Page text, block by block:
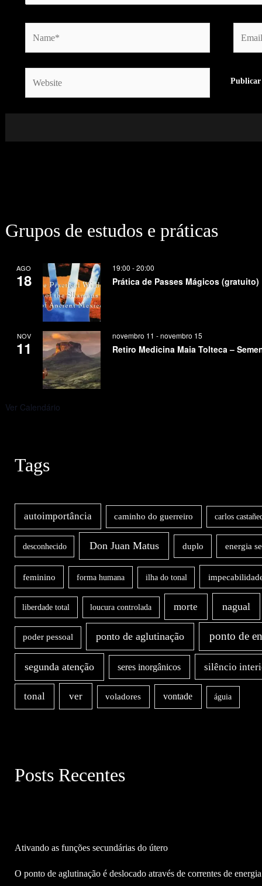
Grupos de estudos e práticas
AGO
18
19:00 -20:00
Prática de Passes Mágicos (gratuito)
NOV
11
novembro 11 -novembro 15
Retiro Medicina Maia Tolteca –
Ver Calendário
Tags
autoimportância caminho do guerreiro carlos
desconhecido Don Juan Matus duplo energia
feminino forma humana ilha do tonal
liberdade total loucura controlada morte nagual
poder pessoal ponto de aglutinação ponto de
segunda atenção seres inorgânicos silêncio
tonal ver voladores vontade águia
Posts Recentes
Ativando as funções secundárias do útero
O ponto de aglutinação é deslocado através de correntes de energia